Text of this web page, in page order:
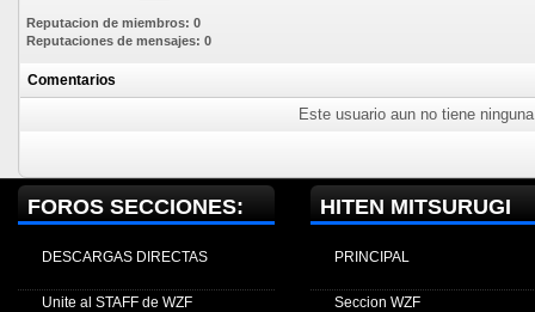
Reputacion de miembros: 0
Reputaciones de mensajes: 0
Comentarios
Este usuario aun no tiene
FOROS SECCIONES:
DESCARGAS DIRECTAS
Unite al STAFF de WZF
HITEN MITSURUGI
PRINCIPAL
Seccion WZF